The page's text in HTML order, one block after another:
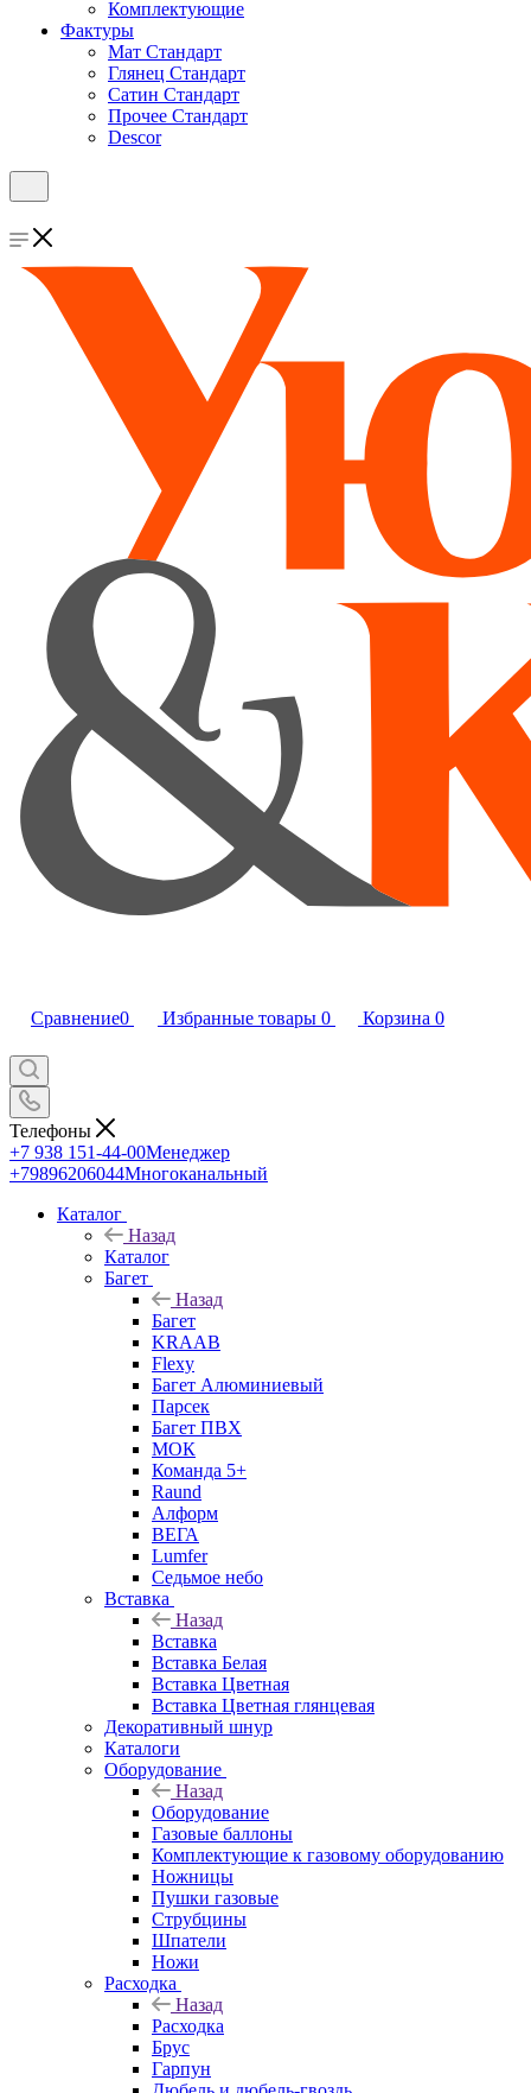
Комплектующие
Фактуры
Мат Стандарт
Глянец Стандарт
Сатин Стандарт
Прочее Стандарт
Descor
Сравнение0 Избранные товары 0 Корзина 0
Телефоны
+7 938 151-44-00Менеджер
+79896206044Многоканальный
Каталог
Назад
Каталог
Багет
Назад
Багет
KRAAB
Flexy
Багет Алюминиевый
Парсек
Багет ПВХ
МОК
Команда 5+
Raund
Алформ
ВЕГА
Lumfer
Седьмое небо
Вставка
Назад
Вставка
Вставка Белая
Вставка Цветная
Вставка Цветная глянцевая
Декоративный шнур
Каталоги
Оборудование
Назад
Оборудование
Газовые баллоны
Комплектующие к газовому оборудованию
Ножницы
Пушки газовые
Струбцины
Шпатели
Ножи
Расходка
Назад
Расходка
Брус
Гарпун